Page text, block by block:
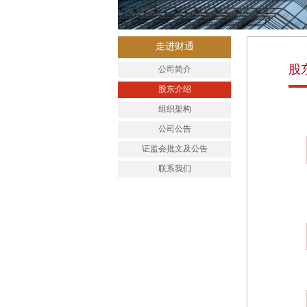
走进财通
公司简介
股东介绍
组织架构
公司公告
证监会批文及公告
联系我们
股